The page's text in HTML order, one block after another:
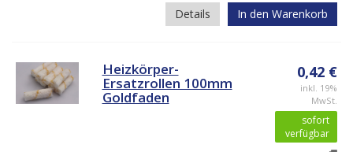
Details In den Warenkorb
Heizkörper-
Ersatzrollen 100mm
Goldfaden
0,42 €
inkl. 19%
MwSt.
sofort
verfügbar